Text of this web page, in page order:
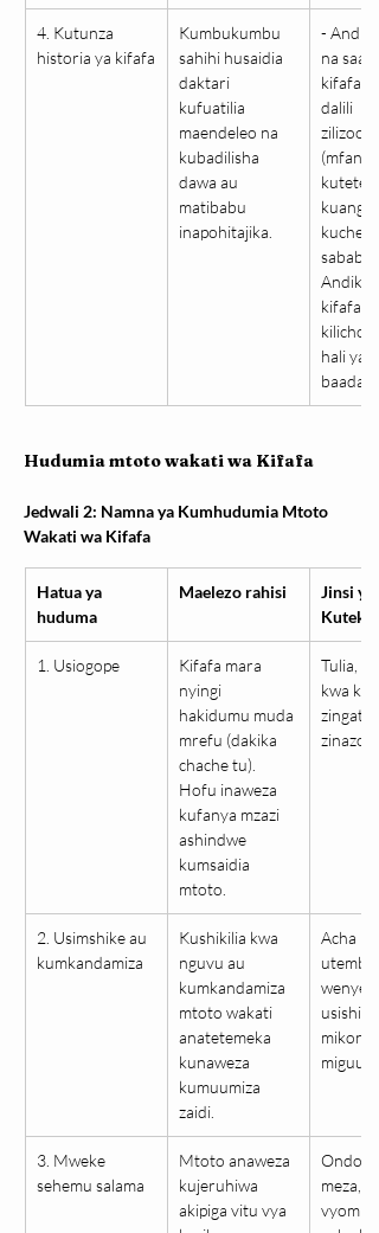
4. Kutunza
historia ya kifafa
Kumbukumbu
sahihi husaidia
daktari
kufuatilia
maendeleo na
kubadilisha
dawa au
matibabu
inapohitajika.
-
na saa
kifafa. -
dalili
(mfano:
sababu).
Andika
kifafa
hali ya
baada
Hudumia mtoto wakati wa Kifafa
Jedwali 2: Namna ya Kumhudumia Mtoto
Wakati wa Kifafa
Hatua ya
huduma
Maelezo rahisi
Jinsi ya
1. Usiogope
Kifafa mara
nyingi
hakidumu muda
mrefu (dakika
chache tu).
Hofu inaweza
kufanya mzazi
ashindwe
kumsaidia
mtoto.
Tulia,
kwa
zingatia
2. Usimshike au
kumkandamiza
Kushikilia kwa
nguvu au
kumkandamiza
mtoto wakati
anatetemeka
kunaweza
kumuumiza
zaidi.
Acha
utembee
mikono
miguu.
3. Mweke
sehemu salama
Mtoto anaweza
kujeruhiwa
akipiga vitu vya
Ondoa
meza, au
vyombo